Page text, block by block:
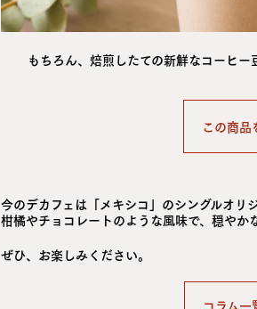
もちろん、焙煎したての新鮮なコーヒ
今のデカフェは「メキシコ」のシングルオリジ
柑橘やチョコレートのような風味で、穏やか
ぜひ、お楽しみください。
コラム一